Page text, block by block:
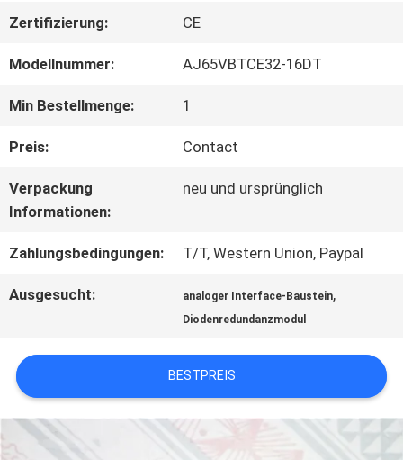
FABRIK
TOUR
QUALITÄTSKONTROLLE
KONTAKT
NACHRICHTEN
FÄLLE
REFERENZEN
Zertifizierung: CE
Modellnummer: AJ65VBTCE32-16DT
Min Bestellmenge: 1
Preis: Contact
Verpackung
Informationen:
neu und ursprünglich
Zahlungsbedingungen: T/T, Western Union, Paypal
Ausgesucht: analoger Interface-Baustein,
Diodenredundanzmodul
BESTPREIS